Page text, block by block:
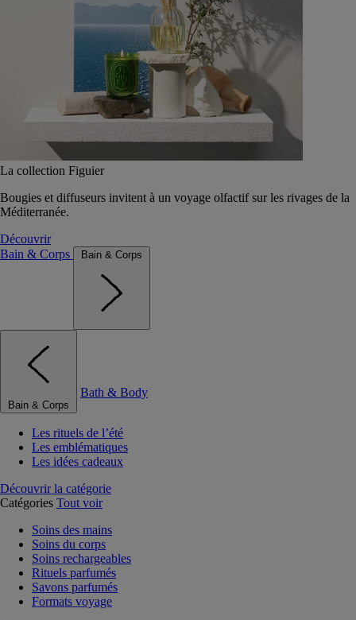
La collection Figuier
Bougies et diffuseurs invitent à un voyage olfactif sur les rivages de la
Méditerranée.
Découvrir
Bain & Corps
Bain & Corps
Bain & Corps
Bath & Body
Les rituels de l’été
Les emblématiques
Les idées cadeaux
Découvrir la catégorie
Catégories Tout voir
Soins des mains
Soins du corps
Soins rechargeables
Rituels parfumés
Savons parfumés
Formats voyage